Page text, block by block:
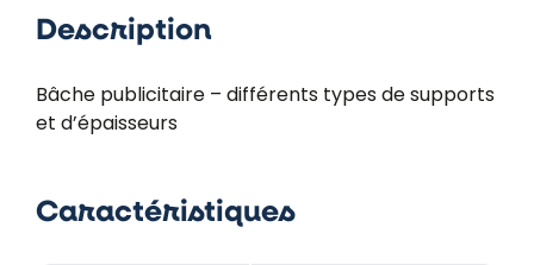
Description
Bâche publicitaire – différents types de supports
et d’épaisseurs
Caractéristiques